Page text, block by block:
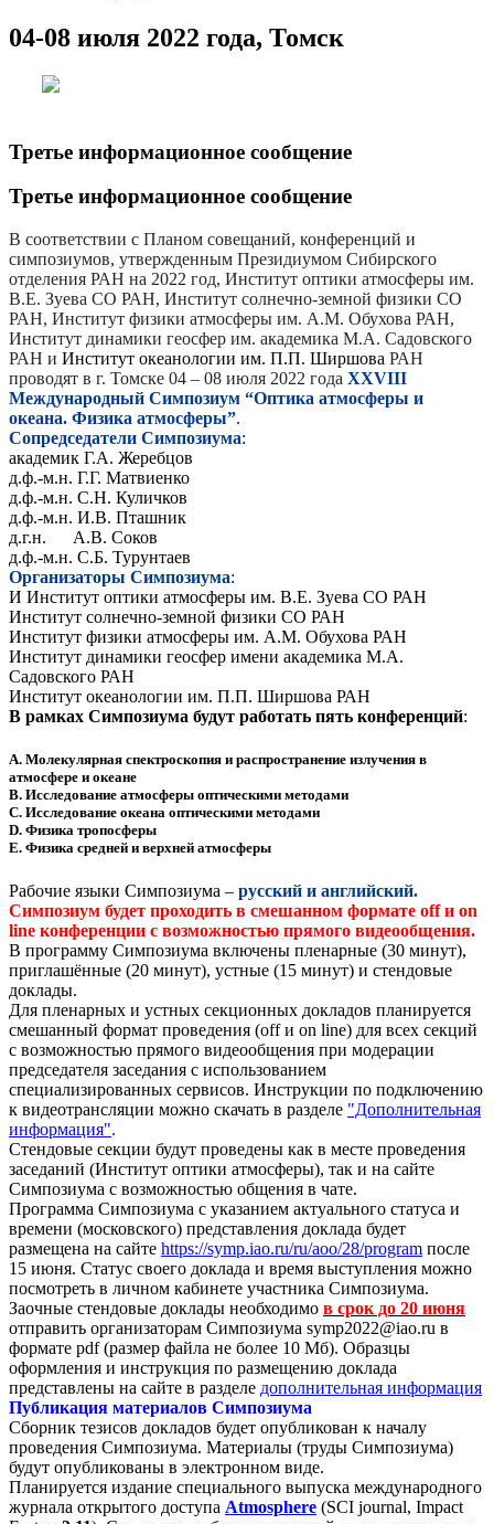
04-08 июля 2022 года, Томск
Третье информационное сообщение
Третье информационное сообщение
В соответствии с Планом совещаний, конференций и
симпозиумов, утвержденным Президиумом Сибирского
отделения РАН на 2022 год, Институт оптики атмосферы им.
В.Е. Зуева СО РАН, Институт солнечно-земной физики СО
РАН, Институт физики атмосферы им. А.М. Обухова РАН,
Институт динамики геосфер им. академика М.А. Садовского
РАН и Институт океанологии им. П.П. Ширшова РАН
проводят в г. Томске 04 – 08 июля 2022 года XXVIII
Международный Cимпозиум “Оптика атмосферы и
океана. Физика атмосферы”.
Сопредседатели Симпозиума:
академик Г.А. Жеребцов
д.ф.-м.н. Г.Г. Матвиенко
д.ф.-м.н. C.Н. Куличков
д.ф.-м.н. И.В. Пташник
д.г.н. А.В. Соков
д.ф.-м.н. C.Б. Турунтаев
Организаторы Симпозиума:
И Институт оптики атмосферы им. В.Е. Зуева СО РАН
Институт солнечно-земной физики СО РАН
Институт физики атмосферы им. А.М. Обухова РАН
Институт динамики геосфер имени академика М.А.
Садовского РАН
Институт океанологии им. П.П. Ширшова РАН
В рамках Симпозиума будут работать пять конференций:
А. Молекулярная спектроскопия и распространение излучения в
атмосфере и океане
B. Исследование атмосферы оптическими методами
C. Исследование океана оптическими методами
D. Физика тропосферы
E. Физика средней и верхней атмосферы
Рабочие языки Симпозиума – русский и английский.
Симпозиум будет проходить в смешанном формате off и on
line конференции с возможностью прямого видеообщения.
В программу Симпозиума включены пленарные (30 минут),
приглашённые (20 минут), устные (15 минут) и стендовые
доклады.
Для пленарных и устных секционных докладов планируется
смешанный формат проведения (off и on line) для всех секций
с возможностью прямого видеообщения при модерации
председателя заседания с использованием
специализированных сервисов. Инструкции по подключению
к видеотрансляции можно скачать в разделе "Дополнительная
информация".
Стендовые секции будут проведены как в месте проведения
заседаний (Институт оптики атмосферы), так и на сайте
Симпозиума с возможностью общения в чате.
Программа Симпозиума с указанием актуального статуса и
времени (московского) представления доклада будет
размещена на сайте https://symp.iao.ru/ru/aoo/28/program после
15 июня. Статус своего доклада и время выступления можно
посмотреть в личном кабинете участника Симпозиума.
Заочные стендовые доклады необходимо в срок до 20 июня
отправить организаторам Симпозиума symp2022@iao.ru в
формате pdf (размер файла не более 10 Мб). Образцы
оформления и инструкция по размещению доклада
представлены на сайте в разделе дополнительная информация
Публикация материалов Симпозиума
Сборник тезисов докладов будет опубликован к началу
проведения Симпозиума. Материалы (труды Симпозиума)
будут опубликованы в электронном виде.
Планируется издание специального выпуска международного
журнала открытого доступа Atmosphere (SCI journal, Impact